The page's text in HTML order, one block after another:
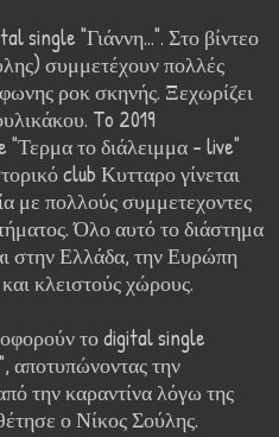
single "Γιάννη...". Στο βίντεο
συμμετέχουν πολλές
ροκ σκηνής. Ξεχωρίζει
To 2019
το διάλειμμα - live"
club Κυτταρο γίνεται
με πολλούς συμμετεχοντες
Όλο αυτό το διάστημα
στην Ελλάδα, την Ευρώπη
κλειστούς χώρους.
το digital single
αποτυπώνοντας την
την καραντίνα λόγω της
ο Νίκος Σούλης.